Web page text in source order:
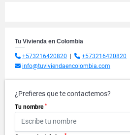
Tu Vivienda en Colombia
+573216420820
+573216420820
info@tuviviendaencolombia.com
¿Prefieres que te contactemos?
Tu nombre *